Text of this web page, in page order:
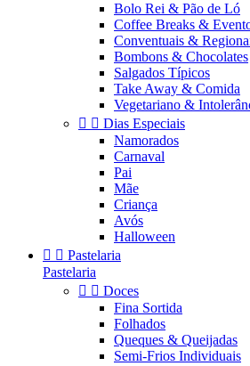
Bolo Rei & Pão de Ló
Coffee Breaks &
Conventuais &
Bombons & Chocolates
Salgados Típicos
Take Away & Comida
Vegetariano &
  Dias Especiais
Namorados
Carnaval
Pai
Mãe
Criança
Avós
Halloween
  Pastelaria
Pastelaria
  Doces
Fina Sortida
Folhados
Queques & Queijadas
Semi-Frios Individuais